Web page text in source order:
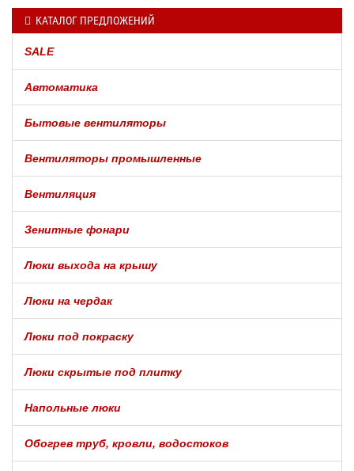
КАТАЛОГ ПРЕДЛОЖЕНИЙ
SALE
Автоматика
Бытовые вентиляторы
Вентиляторы промышленные
Вентиляция
Зенитные фонари
Люки выхода на крышу
Люки на чердак
Люки под покраску
Люки скрытые под плитку
Напольные люки
Обогрев труб, кровли, водостоков